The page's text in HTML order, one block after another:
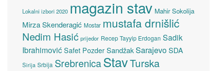
Lokalni izbori 2020 magazin stav Mahir Sokolija
Mirza Skenderagić Mostar mustafa drnišlić
Nedim Hasić prijedor Recep Tayyip Erdogan Sadik
Ibrahimović Safet Pozder SandžakSarajevoSDA
Sirija Srbija SrebrenicaStavTurska